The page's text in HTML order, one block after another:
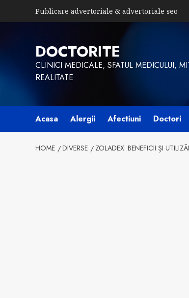
Publicare advertoriale & advertoriale seo
DOCTORITE
CLINICI MEDICALE, SFATUL MEDICULUI,
REALITATE
Acasa Alergii Afectiuni Doctori
HOME DIVERSE ZOLADEX: BENEFICII ȘI